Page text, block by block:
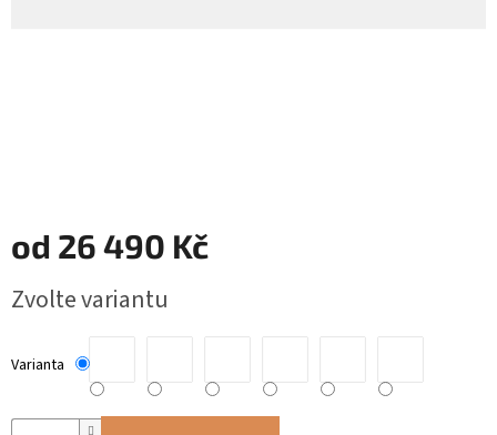
od 26 490 Kč
cena:
Zvolte variantu
Varianta